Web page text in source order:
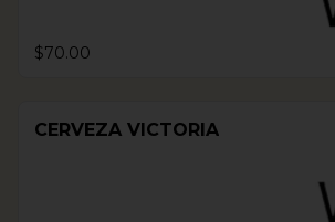
$70.00
CERVEZA VICTORIA